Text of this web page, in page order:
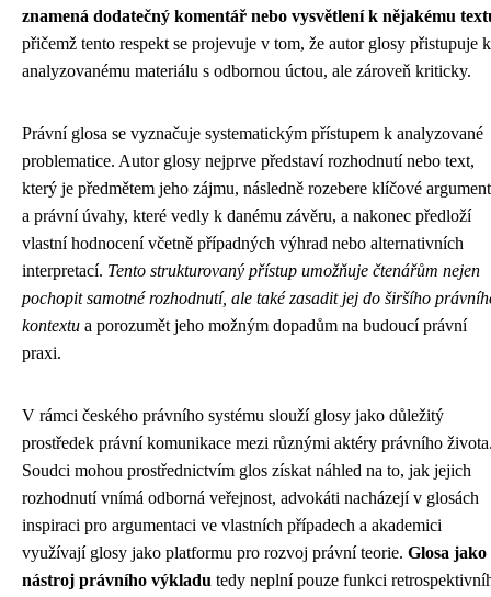
znamená dodatečný komentář nebo vysvětlení k nějakému
přičemž tento respekt se projevuje v tom, že autor glosy přistupuje k
analyzovanému materiálu s odbornou úctou, ale zároveň kriticky.
Právní glosa se vyznačuje systematickým přístupem k analyzované
problematice. Autor glosy nejprve představí rozhodnutí nebo text,
který je předmětem jeho zájmu, následně rozebere klíčové
a právní úvahy, které vedly k danému závěru, a nakonec předloží
vlastní hodnocení včetně případných výhrad nebo alternativních
interpretací. Tento strukturovaný přístup umožňuje čtenářům nejen
pochopit samotné rozhodnutí, ale také zasadit jej do širšího
kontextu a porozumět jeho možným dopadům na budoucí právní
praxi.
V rámci českého právního systému slouží glosy jako důležitý
prostředek právní komunikace mezi různými aktéry právního
Soudci mohou prostřednictvím glos získat náhled na to, jak jejich
rozhodnutí vnímá odborná veřejnost, advokáti nacházejí v glosách
inspiraci pro argumentaci ve vlastních případech a akademici
využívají glosy jako platformu pro rozvoj právní teorie. Glosa jako
nástroj právního výkladu tedy neplní pouze funkci